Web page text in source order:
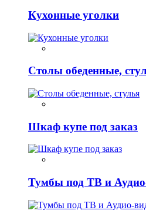
Кухонные уголки
Столы обеденные,
Шкаф купе под заказ
Тумбы под ТВ и